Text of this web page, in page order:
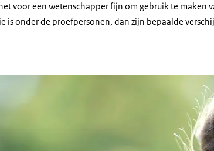
voor een wetenschapper fijn om gebruik te maken
is onder de proefpersonen, dan zijn bepaalde
Ineke Klinge